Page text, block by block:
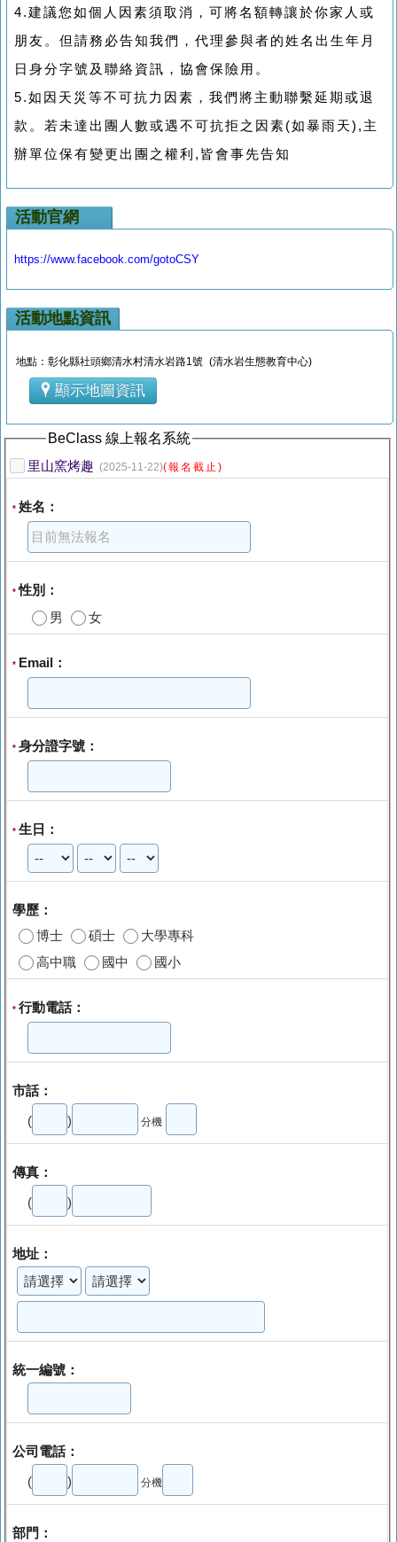
4.建議您如個人因素須取消，可將名額轉讓於你家人或
朋友。但請務必告知我們，代理參與者的姓名出生年月
日身分字號及聯絡資訊，協會保險用。
5.如因天災等不可抗力因素，我們將主動聯繫延期或退
款。若未達出團人數或遇不可抗拒之因素(如暴雨天),主
辦單位保有變更出團之權利,皆會事先告知
活動官網
https://www.facebook.com/gotoCSY
活動地點資訊
地點：彰化縣社頭鄉清水村清水岩路1號 (清水岩生態教育中心)
顯示地圖資訊
BeClass 線上報名系統
里山窯烤趣 (2025-11-22)(報名截止)
* 姓名：
*性別：
男
女
* Email：
* 身分證字號：
* 生日：
學歷：
博士
碩士
大學專科
高中職
國中 國小
* 行動電話：
市話：
( ) 分機
傳真：
( )
地址：
統一編號：
公司電話：
( ) 分機
部門：